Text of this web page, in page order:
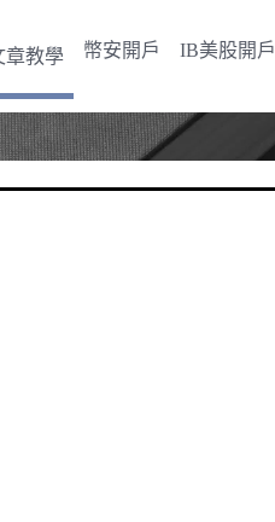
章教學 幣安開戶 IB美股開戶